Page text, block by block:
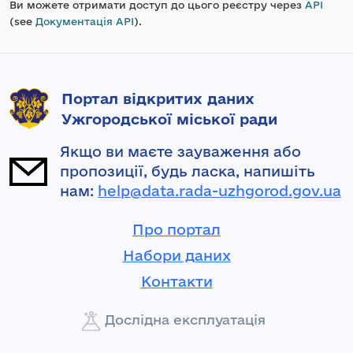
Ви можете отримати доступ до цього реєстру через API
(see Документація API).
Портал відкритих даних
Ужгородської міської ради
Якщо ви маєте зауваження або
пропозиції, будь ласка, напишіть
нам: help@data.rada-uzhgorod.gov.ua
Про портал
Набори даних
Контакти
Дослідна експлуатація